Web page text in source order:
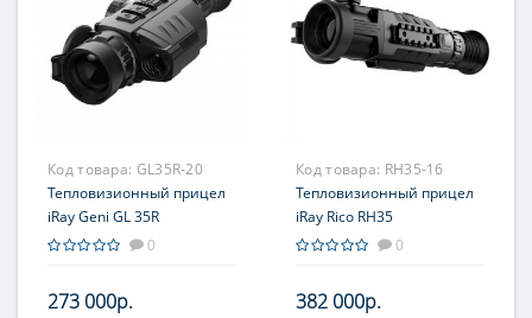
Прицельная сетка:
типов, масштабируемые
Код товара: GL35R-20
Тепловизионный прицел
iRay Geni GL 35R
0
273 000р.
Код товара: RH35-16
Тепловизионный прицел
iRay Rico RH35
0
382 000р.